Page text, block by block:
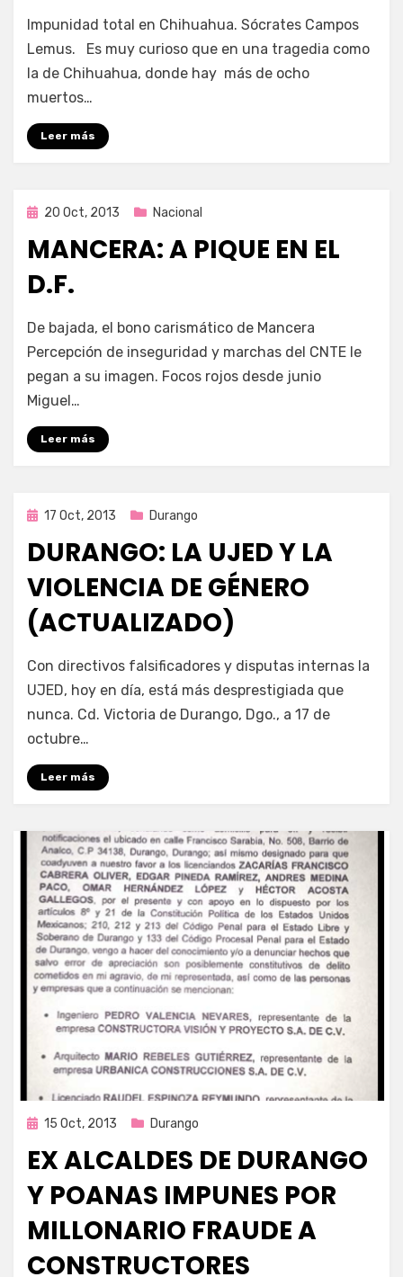
Enrique
Impunidad total en Chihuahua. Sócrates Campos
Lemus. Es muy curioso que en una tragedia como
la de Chihuahua, donde hay más de ocho
muertos…
Leer más
Publicada
20 Oct, 2013 Nacional
MANCERA: A PIQUE EN EL
D.F.
por Enrique
De bajada, el bono carismático de Mancera
Percepción de inseguridad y marchas del CNTE le
pegan a su imagen. Focos rojos desde junio
Miguel…
Leer más
Publicada
17 Oct, 2013 Durango
DURANGO: LA UJED Y LA
VIOLENCIA DE GÉNERO
(ACTUALIZADO)
porEnrique
Con directivos falsificadores y disputas internas la
UJED, hoy en día, está más desprestigiada que
nunca. Cd. Victoria de Durango, Dgo., a 17 de
octubre…
Leer más
Publicada
15 Oct, 2013 Durango
EX ALCALDES DE DURANGO
Y POANAS IMPUNES POR
MILLONARIO FRAUDE A
CONSTRUCTORES